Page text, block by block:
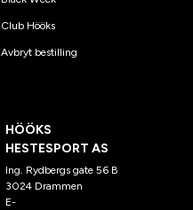
Club Hööks
Avbryt bestilling
HÖÖKS
HESTESPORT AS
Ing. Rydbergs gate 56 B
3024 Drammen
E-